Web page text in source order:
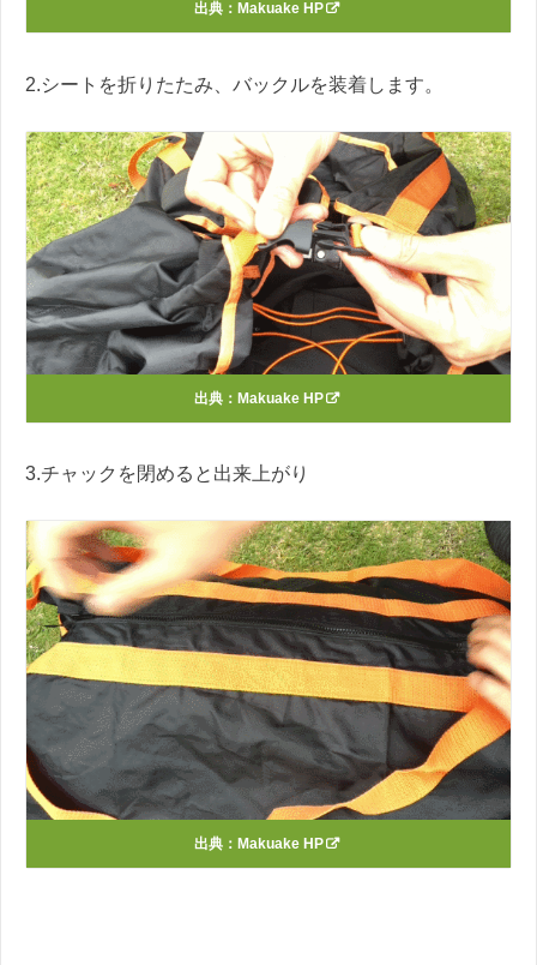
出典： Makuake HP
2.シートを折りたたみ、バックルを装着します。
出典： Makuake HP
3.チャックを閉めると出来上がり
出典： Makuake HP